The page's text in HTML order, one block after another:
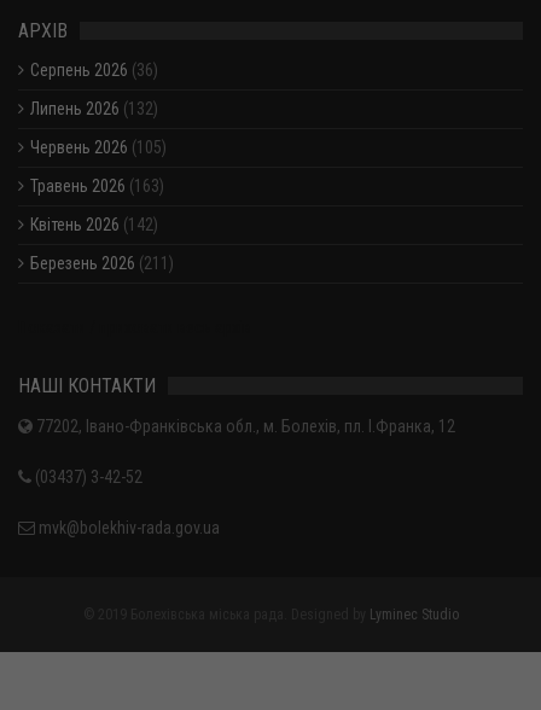
АРХІВ
Серпень 2026 (36)
Липень 2026 (132)
Червень 2026 (105)
Травень 2026 (163)
Квітень 2026 (142)
Березень 2026 (211)
НАШІ КОНТАКТИ
77202, Івано-Франківська обл., м. Болехів, пл. І.Франка, 12
(03437) 3-42-52
mvk@bolekhiv-rada.gov.ua
Lyminec Studio